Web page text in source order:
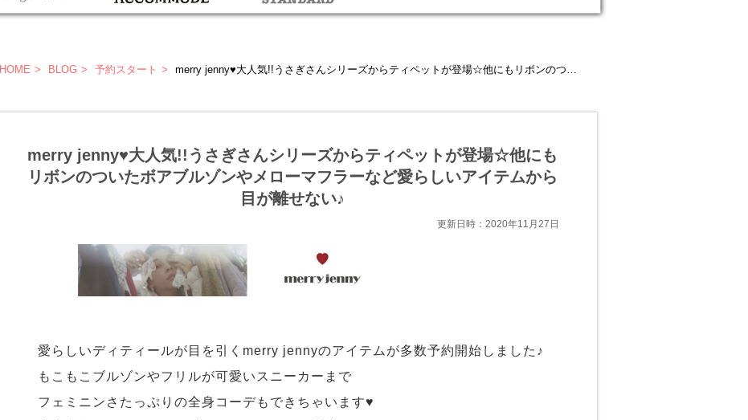
HOME BLOG 予約スタート merry jenny♥大人気!!うさぎさんシリーズからティペットが登場☆他にもリボンのついたボアブルゾンやメローマフラーなど愛らしいアイテムから目が離せない♪
merry jenny♥大人気!!うさぎさんシリーズからティペットが登場☆他にも
リボンのついたボアブルゾンやメローマフラーなど愛らしいアイテムから
目が離せない♪
更新日時：2020年11月27日
愛らしいディティールが目を引くmerry jennyのアイテムが多数予約開始しました♪
もこもこブルゾンやフリルが可愛いスニーカーまで
フェミニンさたっぷりの全身コーデもできちゃいます♥